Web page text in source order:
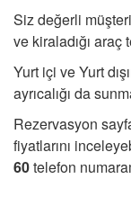
Siz değerli
ve kiraladığı araç
Yurt içi ve Yurt
ayrıcalığı da
Rezervasyon
fiyatlarını
60telefon